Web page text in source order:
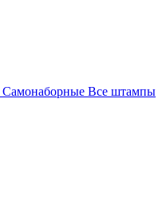
Самонаборные Все штампы